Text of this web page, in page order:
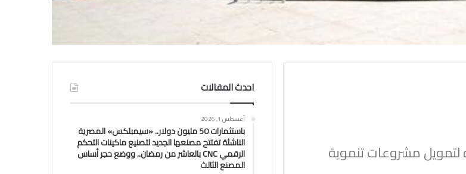
لتمويل مشروعات تنموية
احدث المقالات
أغسطس 1, 2026
باستثمارات 50 مليون دولار.. «سيمبلكس» المصرية
الناشئة تفتتح مصنعها الجديد لتصنيع ماكينات التحكم
الرقمي CNC بالعاشر من رمضان.. ووضع حجر أساس
المصنع الثالث